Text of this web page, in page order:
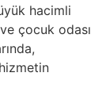
hacimli
çocuk odası
hizmetin